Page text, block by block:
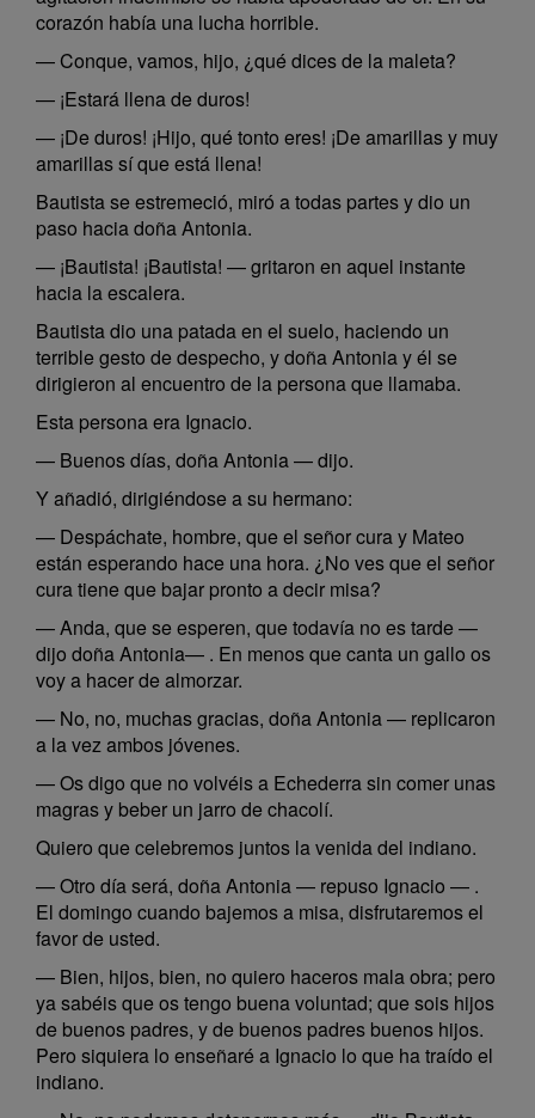
corazón había una lucha horrible.
— Conque, vamos, hijo, ¿qué dices de la maleta?
— ¡Estará llena de duros!
— ¡De duros! ¡Hijo, qué tonto eres! ¡De amarillas y muy
amarillas sí que está llena!
Bautista se estremeció, miró a todas partes y dio un
paso hacia doña Antonia.
— ¡Bautista! ¡Bautista! — gritaron en aquel instante
hacia la escalera.
Bautista dio una patada en el suelo, haciendo un
terrible gesto de despecho, y doña Antonia y él se
dirigieron al encuentro de la persona que llamaba.
Esta persona era Ignacio.
— Buenos días, doña Antonia — dijo.
Y añadió, dirigiéndose a su hermano:
— Despáchate, hombre, que el señor cura y Mateo
están esperando hace una hora. ¿No ves que el señor
cura tiene que bajar pronto a decir misa?
— Anda, que se esperen, que todavía no es tarde —
dijo doña Antonia— . En menos que canta un gallo os
voy a hacer de almorzar.
— No, no, muchas gracias, doña Antonia — replicaron
a la vez ambos jóvenes.
— Os digo que no volvéis a Echederra sin comer unas
magras y beber un jarro de chacolí.
Quiero que celebremos juntos la venida del indiano.
— Otro día será, doña Antonia — repuso Ignacio — .
El domingo cuando bajemos a misa, disfrutaremos el
favor de usted.
— Bien, hijos, bien, no quiero haceros mala obra; pero
ya sabéis que os tengo buena voluntad; que sois hijos
de buenos padres, y de buenos padres buenos hijos.
Pero siquiera lo enseñaré a Ignacio lo que ha traído el
indiano.